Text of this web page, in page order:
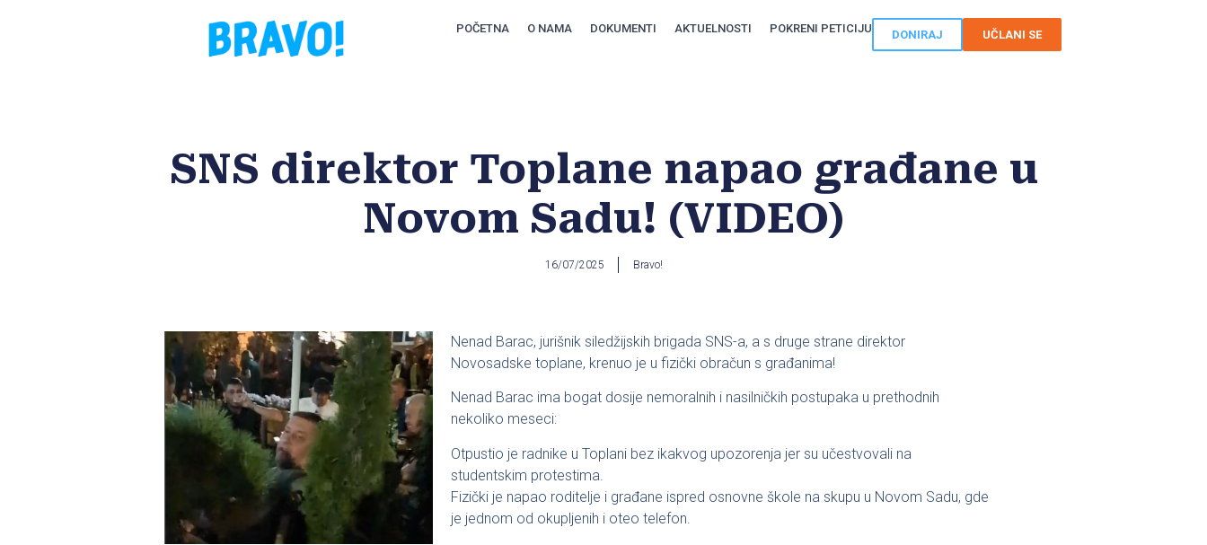
POČETNA O NAMA DOKUMENTI AKTUELNOSTI POKRENI PETICIJU DONIRAJ UČLANI SE
SNS direktor Toplane napao građane u
Novom Sadu! (VIDEO)
16/07/2025 Bravo!
Nenad Barac, jurišnik siledžijskih brigada SNS-a, a s druge strane direktor
Novosadske toplane, krenuo je u fizički obračun s građanima!
Nenad Barac ima bogat dosije nemoralnih i nasilničkih postupaka u prethodnih
nekoliko meseci:
Otpustio je radnike u Toplani bez ikakvog upozorenja jer su učestvovali na
studentskim protestima.
Fizički je napao roditelje i građane ispred osnovne škole na skupu u Novom Sadu, gde
je jednom od okupljenih i oteo telefon.